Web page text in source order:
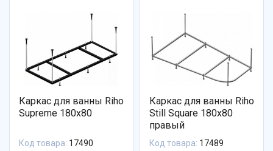
Каркас для ванны Riho
Supreme 180x80
Код товара: 17490
Каркас для ванны Riho
Still Square 180x80
правый
Код товара: 17489